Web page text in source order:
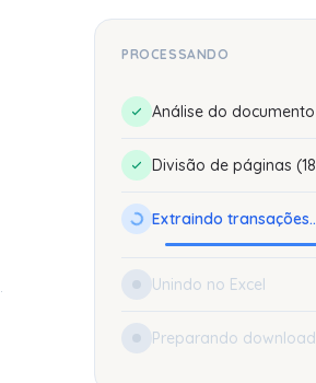
PROCESSANDO
Análise do documento
Divisão de páginas
Extraindo
Unindo no Excel
Preparando download